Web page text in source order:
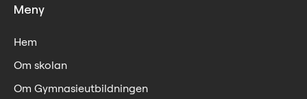
Meny
Hem
Om skolan
Om Gymnasieutbildningen